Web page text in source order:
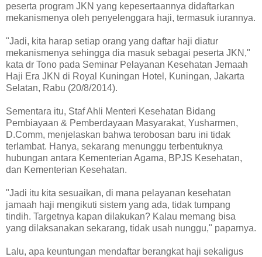
peserta program JKN yang kepesertaannya didaftarkan
mekanismenya oleh penyelenggara haji, termasuk iurannya.
"Jadi, kita harap setiap orang yang daftar haji diatur
mekanismenya sehingga dia masuk sebagai peserta JKN,"
kata dr Tono pada Seminar Pelayanan Kesehatan Jemaah
Haji Era JKN di Royal Kuningan Hotel, Kuningan, Jakarta
Selatan, Rabu (20/8/2014).
Sementara itu, Staf Ahli Menteri Kesehatan Bidang
Pembiayaan & Pemberdayaan Masyarakat, Yusharmen,
D.Comm, menjelaskan bahwa terobosan baru ini tidak
terlambat. Hanya, sekarang menunggu terbentuknya
hubungan antara Kementerian Agama, BPJS Kesehatan,
dan Kementerian Kesehatan.
"Jadi itu kita sesuaikan, di mana pelayanan kesehatan
jamaah haji mengikuti sistem yang ada, tidak tumpang
tindih. Targetnya kapan dilakukan? Kalau memang bisa
yang dilaksanakan sekarang, tidak usah nunggu," paparnya.
Lalu, apa keuntungan mendaftar berangkat haji sekaligus